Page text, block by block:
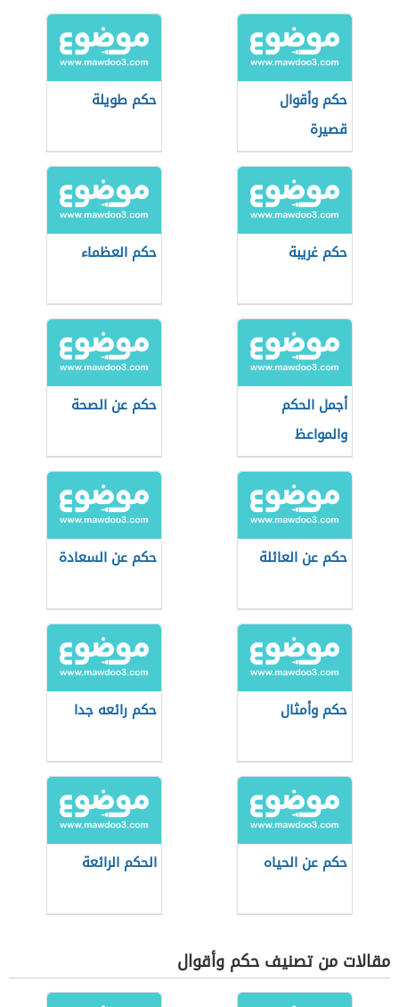
حكم وأقوال
قصيرة
حكم طويلة
حكم غريبة حكم العظماء
أجمل الحكم
والمواعظ
حكم عن الصحة
حكم عن العائلة حكم عن السعادة
حكم وأمثال حكم رائعه جدا
حكم عن الحياه الحكم الرائعة
مقالات من تصنيف حكم وأقوال